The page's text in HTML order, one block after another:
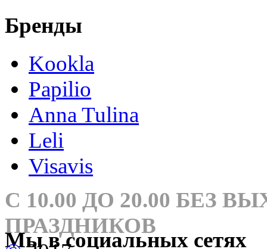
Бренды
Kookla
Papilio
Anna Tulina
Leli
Visavis
Мы в социальных сетях
С 10.00 ДО 20.00 БЕЗ
ПРАЗДНИКОВ